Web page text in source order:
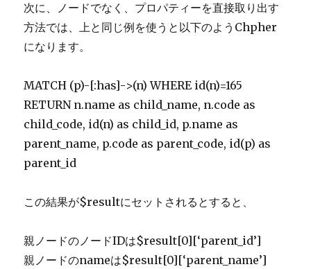
次に、ノードでなく、プロパティーを直接取り出す
方法では、上と同じ例を使うと以下のようChpher
になります。
MATCH (p)-[:has]->(n) WHERE id(n)=165
RETURN n.name as child_name, n.code as
child_code, id(n) as child_id, p.name as
parent_name, p.code as parent_code, id(p) as
parent_id
この結果が$resultにセットされるとすると、
親ノードのノードIDは$result[0][‘parent_id’]
親ノードのnameは$result[0][‘parent_name’]